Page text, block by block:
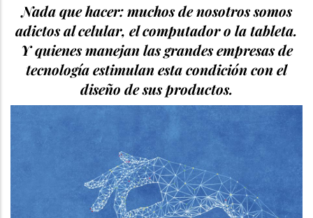
Nada que hacer: muchos de nosotros somos
adictos al celular, el computador o la tableta.
Y quienes manejan las grandes empresas de
tecnología estimulan esta condición con el
diseño de sus productos.